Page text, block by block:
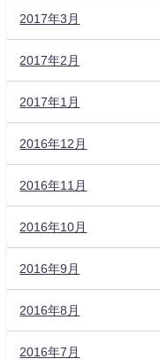
2017年3月
2017年2月
2017年1月
2016年12月
2016年11月
2016年10月
2016年9月
2016年8月
2016年7月